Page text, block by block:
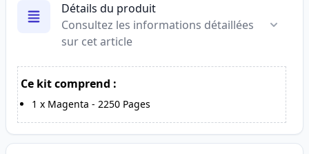
Détails du produit
Consultez les informations détaillées
sur cet article
Ce kit comprend :
1 x Magenta - 2250 Pages